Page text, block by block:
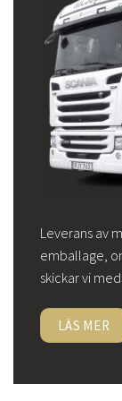
Leverans av
emballage,
skickar vi
LÄS MER